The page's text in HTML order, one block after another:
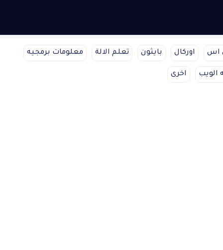
اس اوركال بايثون تعلم الالة معلومات برمجيه
الويب اخرى